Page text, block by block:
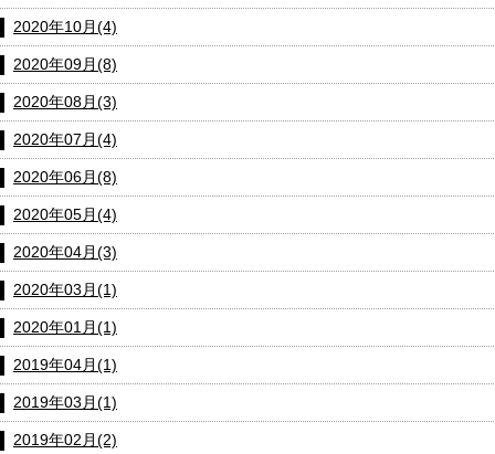
2020年10月(4)
2020年09月(8)
2020年08月(3)
2020年07月(4)
2020年06月(8)
2020年05月(4)
2020年04月(3)
2020年03月(1)
2020年01月(1)
2019年04月(1)
2019年03月(1)
2019年02月(2)